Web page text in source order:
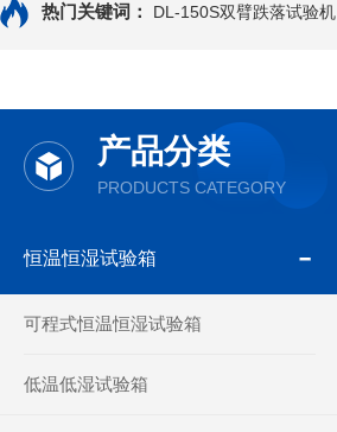
热门关键词： DL-150S双臂跌落试验机
产品分类
PRODUCTS CATEGORY
恒温恒湿试验箱
可程式恒温恒湿试验箱
低温低湿试验箱